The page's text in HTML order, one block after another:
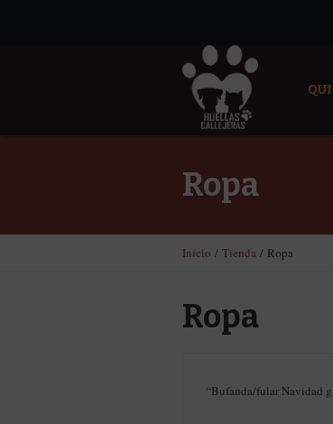
Ropa
Inicio / Tienda / Ropa
Ropa
“Bufanda/fular Navidad